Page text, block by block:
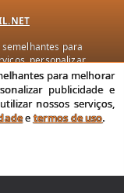
para
personalizar
Ao utilizar
de privacidade e
de uso
para melhorar
publicidade e
nossos serviços,
etermos de uso.